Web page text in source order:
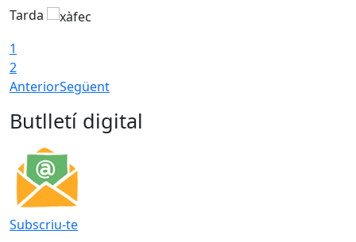
Tarda
1
2
AnteriorSegüent
Butlletí digital
Subscriu-te